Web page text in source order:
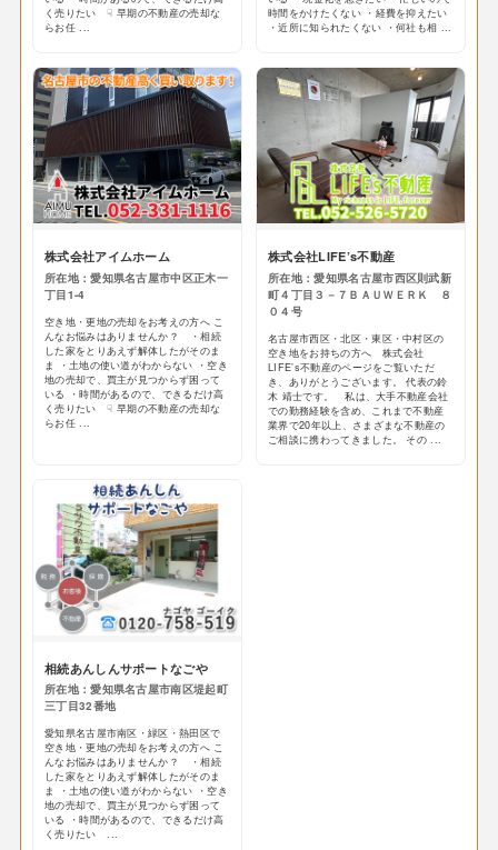
く売りたい ☟ 早期の不動産の売却な
らお任 ...
時間をかけたくない ・経費を抑えたい
・近所に知られたくない ・何社も相 ...
株式会社アイムホーム
所在地：愛知県名古屋市中区正木一
丁目1-4
空き地・更地の売却をお考えの方へ こ
んなお悩みはありませんか？ ・相続
した家をとりあえず解体したがそのま
ま ・土地の使い道がわからない ・空き
地の売却で、買主が見つからず困って
いる ・時間があるので、できるだけ高
く売りたい ☟ 早期の不動産の売却な
らお任 ...
株式会社LIFE’s不動産
所在地：愛知県名古屋市西区則武新
町４丁目３－７ＢＡＵＷＥＲＫ ８
０４号
名古屋市西区・北区・東区・中村区の
空き地をお持ちの方へ 株式会社
LIFE’s不動産のページをご覧いただ
き、ありがとうございます。 代表の鈴
木 靖士です。 私は、大手不動産会社
での勤務経験を含め、これまで不動産
業界で20年以上、さまざまな不動産の
ご相談に携わってきました。 その ...
相続あんしんサポートなごや
所在地：愛知県名古屋市南区堤起町
三丁目32番地
愛知県名古屋市南区・緑区・熱田区で
空き地・更地の売却をお考えの方へ こ
んなお悩みはありませんか？ ・相続
した家をとりあえず解体したがそのま
ま ・土地の使い道がわからない ・空き
地の売却で、買主が見つからず困って
いる ・時間があるので、できるだけ高
く売りたい ...